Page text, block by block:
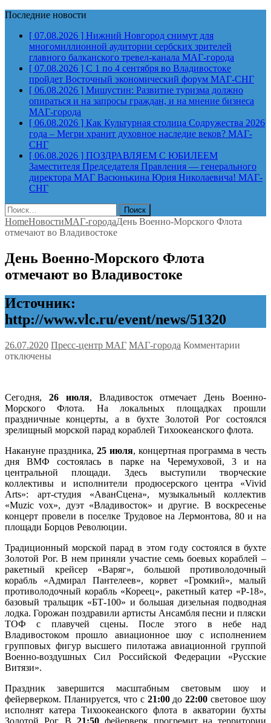
Последние новости
[ 07.08.2026 ] Нижний Новгород снимут для
многомиллионной аудитории сербских зрителей
главного балканского тревел-канала МАГ-города
[ 07.08.2026 ] С 1 по 4 сентября во Владивостоке
пройдет Восточный экономический форум МАГ-СНГ
[ 06.08.2026 ] Мишустин: Развитие туризма должно
опираться и на запросы граждан, и на мнение бизнеса
МАГ-города
[ 06.08.2026 ] Как Культурная столица Содружества 2026
года – Мегри хранит духовное наследие веков? МАГ-
СНГ
[ 06.08.2026 ] ПОЗДРАВЛЯЕМ С ЮБИЛЕЕМ
Заместителя Председателя Правления — генерального
директора МАГ Васюнькина Юрия Николаевича! МАГ-
СНГ
Найти:
HomeНовостиМАГ-городаДень Военно-Морского Флота
отмечают во Владивостоке
День Военно-Морского Флота
отмечают во Владивостоке
Источник:
http://www.vlc.ru/event/news/51320
26.07.2020 Пресс-центр МАГ МАГ-города Комментарии
Флота
во
отключены
Сегодня, 26 июля, Владивосток отмечает День Военно-
Морского Флота. На локальных площадках прошли
праздничные концерты, а в бухте Золотой Рог состоялся
зрелищный морской парад кораблей Тихоокеанского флота.
Накануне праздника, 25 июля, концертная программа в честь
дня ВМФ состоялась в парке на Черемуховой, 3 и на
центральной площади. Здесь выступили творческие
коллективы и исполнители продюсерского центра «Vivid
Arts»: арт-студия «АванСцена», музыкальный коллектив
«Muzic vox», дуэт «Владивосток» и другие. В воскресенье
концерт провели в поселке Трудовое на Лермонтова, 80 и на
площади Борцов Революции.
Традиционный морской парад в этом году состоялся в бухте
Золотой Рог. В нем приняли участие семь боевых кораблей –
ракетный крейсер «Варяг», большой противолодочный
корабль «Адмирал Пантелеев», корвет «Громкий», малый
противолодочный корабль «Кореец», ракетный катер «Р-18»,
базовый тральщик «БТ-100» и большая дизельная подводная
лодка. Горожан поздравили артисты Ансамбля песни и пляски
ТОФ с плавучей сцены. После этого в небе над
Владивостоком прошло авиационное шоу с исполнением
групповых фигур высшего пилотажа авиационной группой
Военно-воздушных Сил Российской Федерации «Русские
Витязи».
Праздник завершится масштабным световым шоу и
фейерверком. Планируется, что с 21:00до22:00 световое шоу
исполнят катера Тихоокеанского флота в акватории бухты
Золотой Рог. В 21:50 фейерверк прогремит на территории